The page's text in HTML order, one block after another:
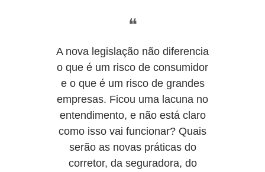
❝
A nova legislação não diferencia
o que é um risco de consumidor
e o que é um risco de grandes
empresas. Ficou uma lacuna no
entendimento, e não está claro
como isso vai funcionar? Quais
serão as novas práticas do
corretor, da seguradora, do